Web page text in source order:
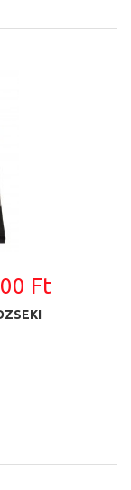
Ft